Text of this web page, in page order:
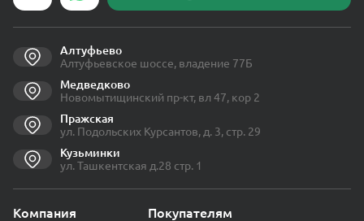
Алтуфьево
Алтуфьевское шоссе, владение 77Б
Медведково
Новомытищинский пр-кт, вл 47, кор 2
Пражская
ул. Подольских Курсантов, д. 3, стр. 29
Кузьминки
ул. Ташкентская д.28 стр. 1
Компания Покупателям